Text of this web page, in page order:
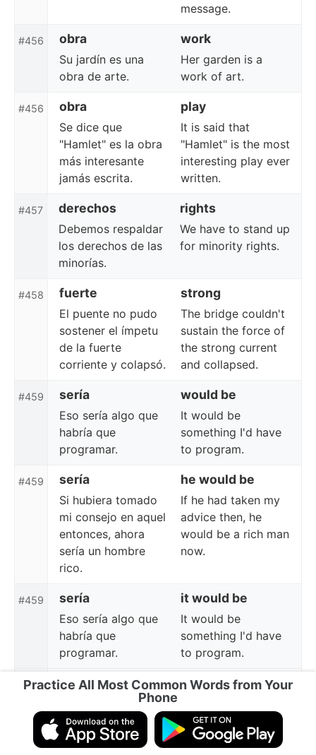
message.
#456 obra work
Su jardín es una
obra de arte.
Her garden is a
work of art.
#456 obra play
Se dice que
"Hamlet" es la obra
más interesante
jamás escrita.
It is said that
"Hamlet" is the most
interesting play ever
written.
#457 derechos rights
Debemos respaldar
los derechos de las
minorías.
We have to stand up
for minority rights.
#458 fuerte strong
El puente no pudo
sostener el ímpetu
de la fuerte
corriente y colapsó.
The bridge couldn't
sustain the force of
the strong current
and collapsed.
#459 sería would be
Eso sería algo que
habría que
programar.
It would be
something I'd have
to program.
#459 sería he would be
Si hubiera tomado
mi consejo en aquel
entonces, ahora
sería un hombre
rico.
If he had taken my
advice then, he
would be a rich man
now.
#459 sería it would be
Eso sería algo que
habría que
programar.
It would be
something I'd have
to program.
#460 ningún any
Ya no eres ningún
niño.
any more.
ningún no
Practice All Most Common Words from Your
Phone